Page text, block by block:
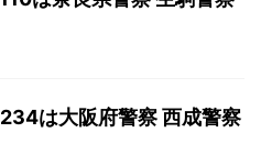
は大阪府警察 西成警察